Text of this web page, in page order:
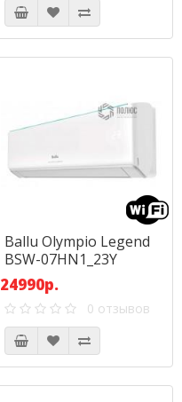
Ballu Olympio Legend
BSW-07HN1_23Y
24990р.
0 отзывов